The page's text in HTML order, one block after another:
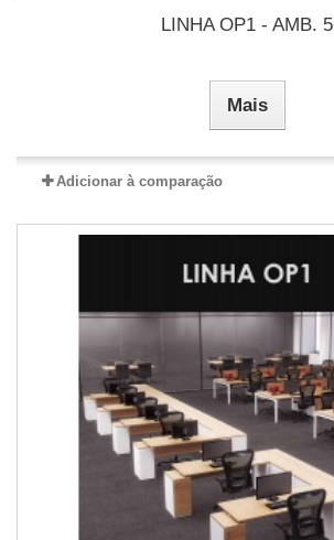
LINHA OP1 - AMB. 5
Mais
Adicionar à comparação